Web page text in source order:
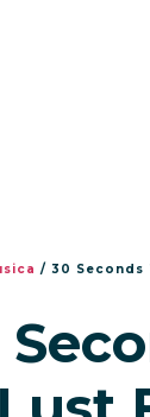
/ 30 Seconds